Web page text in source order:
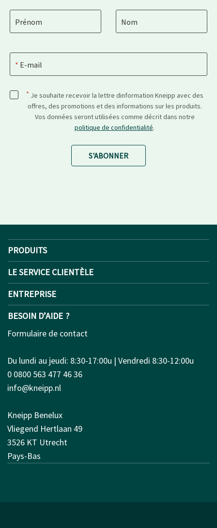
Prénom Nom
E-mail
* Je souhaite recevoir la lettre dinformation Kneipp avec des
offres, des promotions et des informations sur les produits.
Vos données seront utilisées comme décrit dans notre
politique de confidentialité.
S'ABONNER
PRODUITS
LE SERVICE CLIENTÈLE
ENTREPRISE
BESOIN D’AIDE ?
Formulaire de contact
Du lundi au jeudi: 8:30-17:00u | Vendredi 8:30-12:00u
0 0800 563 477 46 36
info@kneipp.nl
Kneipp Benelux
Vliegend Hertlaan 49
3526 KT Utrecht
Pays-Bas